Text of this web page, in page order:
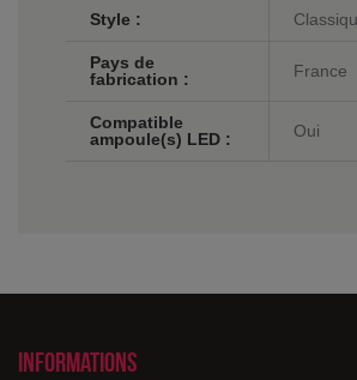
Style :
Pays de
fabrication :
France
Compatible
ampoule(s) LED :
Oui
Informations